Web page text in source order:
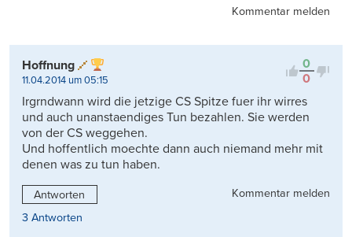
Kommentar melden
0
0
Hoffnung
11.04.2014 um 05:15
Irgrndwann wird die jetzige CS Spitze fuer ihr wirres
und auch unanstaendiges Tun bezahlen. Sie werden
von der CS weggehen.
Und hoffentlich moechte dann auch niemand mehr mit
denen was zu tun haben.
Antworten
Kommentar melden
3 Antworten